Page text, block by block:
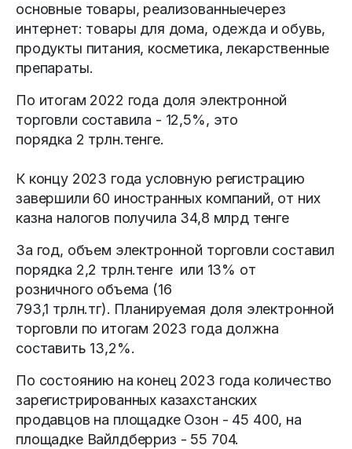
основные товары, реализованныечерез
интернет: товары для дома, одежда и обувь,
продукты питания, косметика, лекарственные
препараты.
По итогам 2022 года доля электронной
торговли составила - 12,5%, это
порядка 2 трлн.тенге.
К концу 2023 года условную регистрацию
завершили 60 иностранных компаний, от них
казна налогов получила 34,8 млрд тенге
За год, объем электронной торговли составил
порядка 2,2 трлн.тенге или 13% от
розничного объема (16
793,1 трлн.тг). Планируемая доля электронной
торговли по итогам 2023 года должна
составить 13,2%.
По состоянию на конец 2023 года количество
зарегистрированных казахстанских
продавцов на площадке Озон - 45 400, на
площадке Вайлдберриз - 55 704.